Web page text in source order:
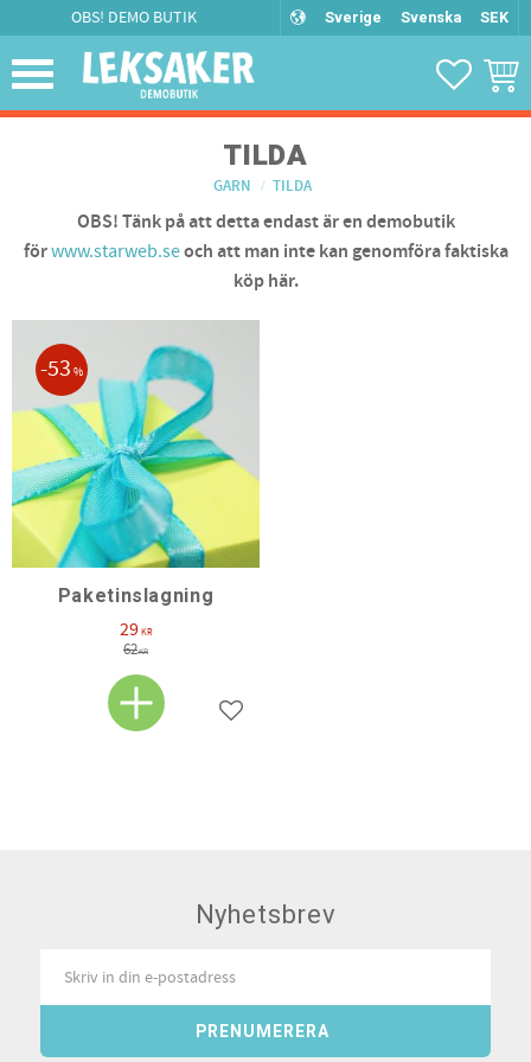
OBS! DEMO BUTIK Sverige Svenska SEK
TILDA
GARN TILDA
OBS! Tänk på att detta endast är en demobutik
förwww.starweb.seoch att man inte kan genomföra faktiska
köp här.
Paketinslagning
29KR
62KR
53 %
Lägg till i favoriter
Nyhetsbrev
PRENUMERERA